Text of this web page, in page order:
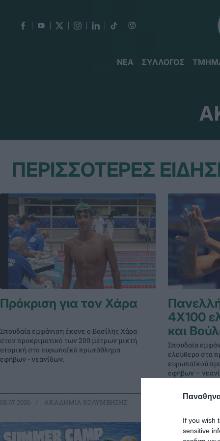
If you wish
sensitive
ΝΕΑ ΣΥΛΛΟΓΟΣ
ΠΕΡΙΣΣΟΤΕΡΕΣ
Πρόκριση για τον Χάρα
Σπουδαία εμφάνιση έκανε ο Βασίλης Χάρα
στον προκριματικό των 200 μέτρων μικτή
ατομική στο ευρωπαϊκό πρωτάθλημα
εφήβων - νεανίδων.
08.07.2026 ΑΚΑΔΗΜΙΑ ΚΟΛΥΜΒΗΣΗΣ
4Χ100
και
Σπουδαία
ελεύθερο στα
ευρωπαϊκού
εφήβων –